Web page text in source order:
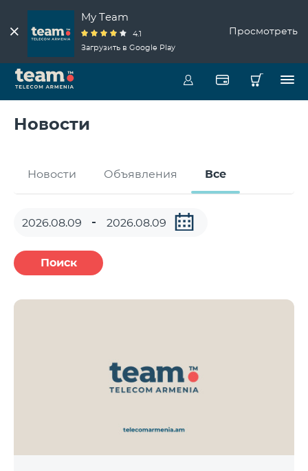
My Team
4.1
Загрузить в Google Play
Просмотреть
Новости
Новости Объявления Все
Поиск